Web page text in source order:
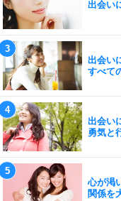
出会い
出会い
すべて
出会い
勇気と
心が渇
関係を